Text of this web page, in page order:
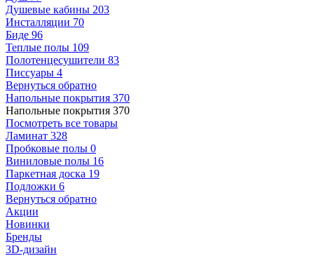
Душевые кабины 203
Инсталляции 70
Биде 96
Теплые полы 109
Полотенцесушители 83
Писсуары 4
Вернуться обратно
Напольные покрытия 370
Напольные покрытия 370
Посмотреть все товары
Ламинат 328
Пробковые полы 0
Виниловые полы 16
Паркетная доска 19
Подложки 6
Вернуться обратно
Акции
Новинки
Бренды
3D-дизайн